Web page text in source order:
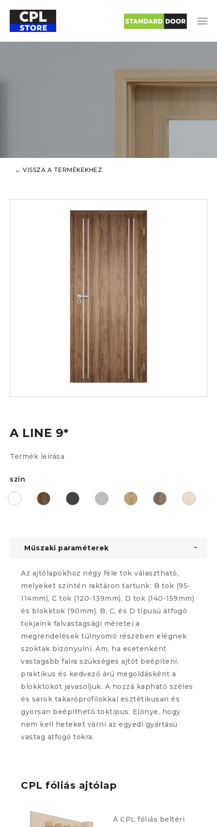
← VISSZA A TERMÉKEKHEZ
A LINE 9*
Termék leírása
szín
Műszaki paraméterek
Az ajtólapokhoz négy féle tok választható,
melyeket szintén raktáron tartunk: B tok (95-
114mm), C tok (120-139mm), D tok (140-159mm)
és blokktok (90mm). B, C, és D típusú átfogó
tokjaink falvastagsági méretei a
megrendelések túlnyomó részében elégnek
szoktak bizonyulni. Ám, ha esetenként
vastagabb falra szükséges ajtót beépíteni,
praktikus és kedvező árú megoldásként a
blokktokot javasoljuk. A hozzá kapható széles
és sarok takaróprofilokkal esztétikusan és
gyorsan beépíthető toktípus. Előnye, hogy
nem kell heteket várni az egyedi gyártású
vastag átfogó tokra.
CPL fóliás ajtólap
A CPL fóliás beltéri